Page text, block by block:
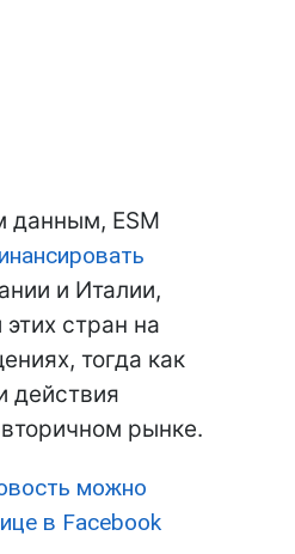
данным, ESM
и Италии,
стран на
тогда как
действия
рынке.
можно
в Facebook